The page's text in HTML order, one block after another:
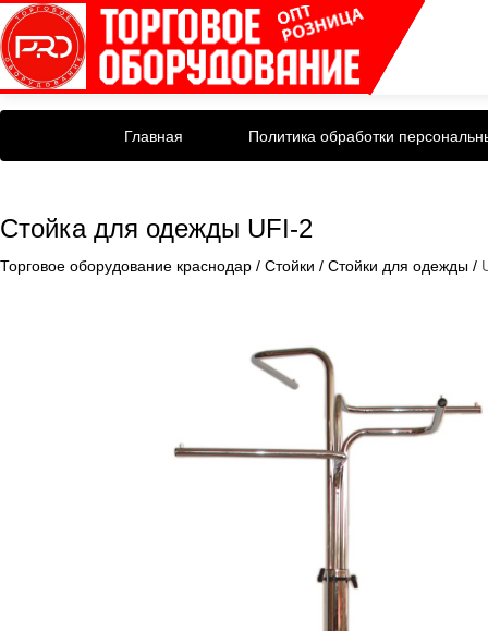
Главная Политика обработки
Стойка для одежды UFI-2
Торговое оборудование краснодар / Стойки / Стойки для одежды /